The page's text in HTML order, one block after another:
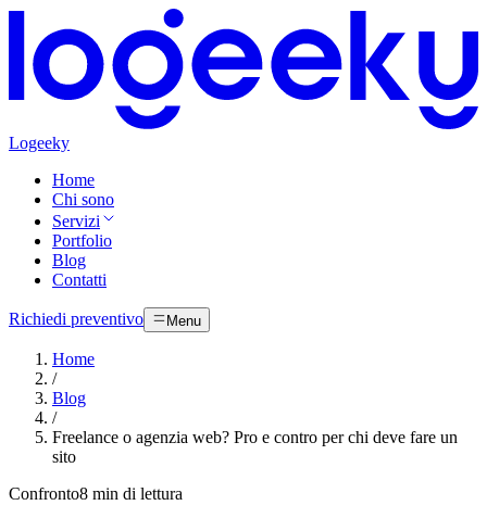
Logeeky
Home
Chi sono
Servizi
Portfolio
Blog
Contatti
Richiedi preventivo Menu
Home
/
Blog
/
Freelance o agenzia web? Pro e contro per chi deve fare un
sito
Confronto8 min di lettura